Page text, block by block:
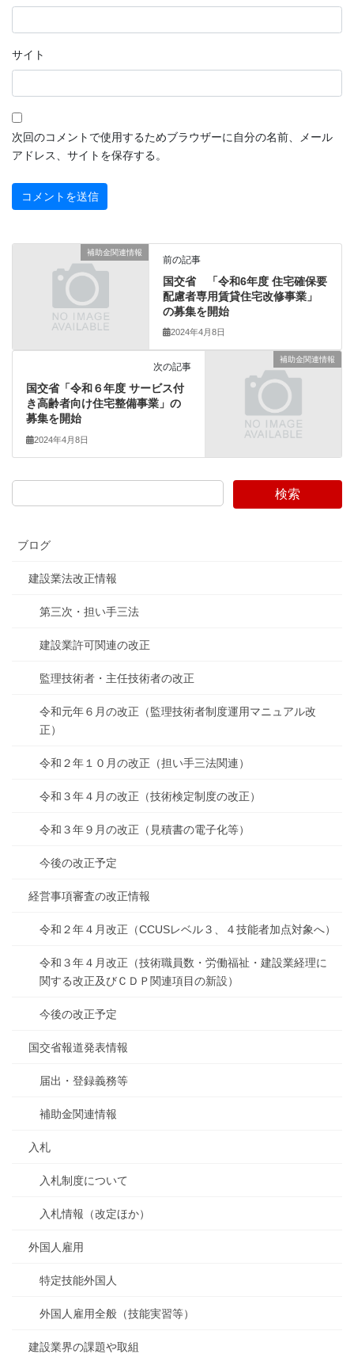
サイト
次回のコメントで使用するためブラウザーに自分の名前、メール
アドレス、サイトを保存する。
補助金関連情報
前の記事
国交省 「令和6年度 住宅確保要
配慮者専用賃貸住宅改修事業」
の募集を開始
2024年4月8日
補助金関連情報
次の記事
国交省「令和６年度 サービス付
き高齢者向け住宅整備事業」の
募集を開始
2024年4月8日
検索
ブログ
建設業法改正情報
第三次・担い手三法
建設業許可関連の改正
監理技術者・主任技術者の改正
令和元年６月の改正（監理技術者制度運用マニュアル改
正）
令和２年１０月の改正（担い手三法関連）
令和３年４月の改正（技術検定制度の改正）
令和３年９月の改正（見積書の電子化等）
今後の改正予定
経営事項審査の改正情報
令和２年４月改正（CCUSレベル３、４技能者加点対象へ）
令和３年４月改正（技術職員数・労働福祉・建設業経理に
関する改正及びＣＤＰ関連項目の新設）
今後の改正予定
国交省報道発表情報
届出・登録義務等
補助金関連情報
入札
入札制度について
入札情報（改定ほか）
外国人雇用
特定技能外国人
外国人雇用全般（技能実習等）
建設業界の課題や取組